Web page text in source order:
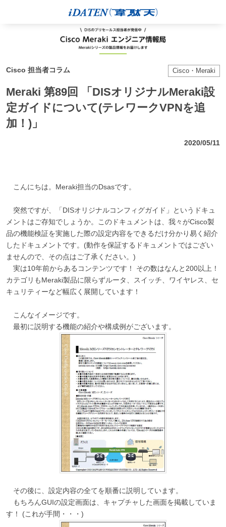
Cisco 担当者コラム Cisco・Meraki
Meraki 第89回 「DISオリジナルMeraki設
定ガイドについて(テレワークVPNを追
加！)」
2020/05/11
こんにちは。Meraki担当のDsasです。
突然ですが、「DISオリジナルコンフィグガイド」というドキュ
メントはご存知でしょうか。このドキュメントは、我々がCisco製
品の機能検証を実施した際の設定内容をできるだけ分かり易く紹介
したドキュメントです。(動作を保証するドキュメントではござい
ませんので、その点はご了承ください。)
実は10年前からあるコンテンツです！ その数はなんと200以上！
カテゴリもMeraki製品に限らずルータ、スイッチ、ワイヤレス、セ
キュリティーなど幅広く展開しています！
こんなイメージです。
最初に説明する機能の紹介や構成例がございます。
その後に、設定内容の全てを順番に説明しています。
もちろんGUIの設定画面は、キャプチャした画面を掲載していま
す！ (これが手間・・・)